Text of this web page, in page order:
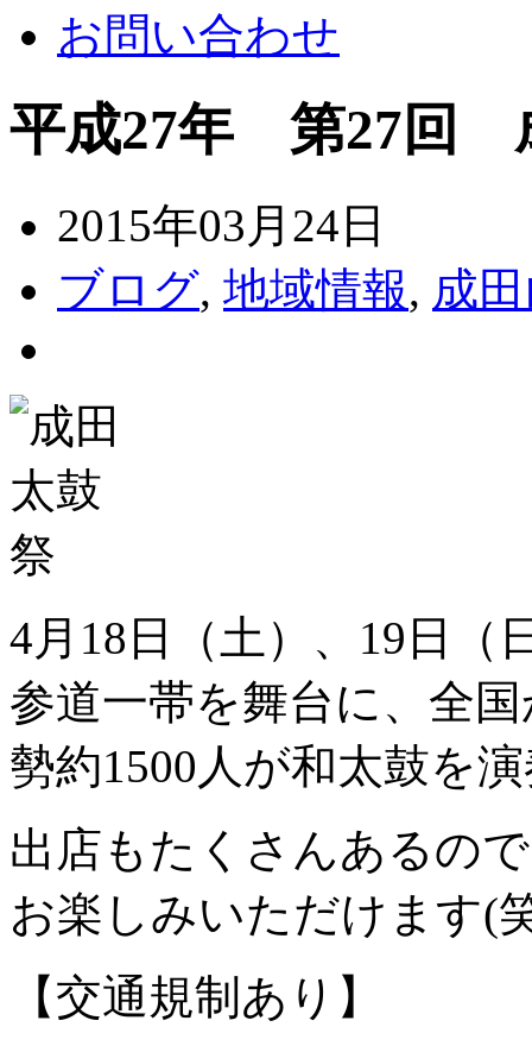
お問い合わせ
平成27年 第27回
2015年03月24日
ブログ, 地域情報, 成
4月18日（土）、19日（
参道一帯を舞台に、全
勢約1500人が和太鼓を
出店もたくさんあるの
お楽しみいただけます(
【交通規制あり】